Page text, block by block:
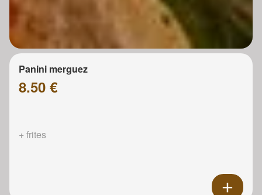
Panini merguez
8.50 €
+ frites